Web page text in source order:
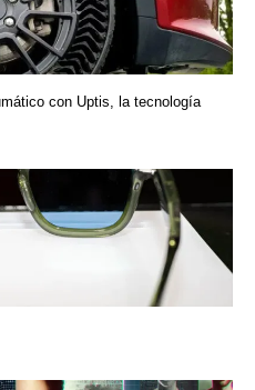
con Uptis, la tecnología